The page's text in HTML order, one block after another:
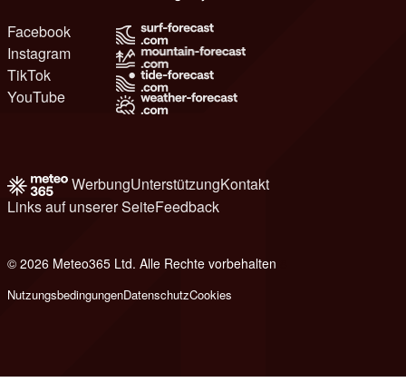
Facebook
Instagram
TikTok
YouTube
WerbungUnterstützungKontakt
Links auf unserer SeiteFeedback
© 2026 Meteo365 Ltd. Alle Rechte vorbehalten
NutzungsbedingungenDatenschutzCookies